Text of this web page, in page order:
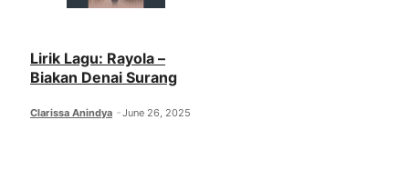
Lirik Lagu: Rayola –
Biakan Denai Surang
Clarissa Anindya June 26, 2025